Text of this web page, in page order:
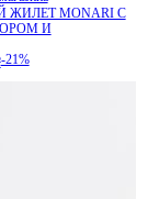
MONARI С
И
-21%